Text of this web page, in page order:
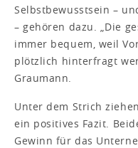
Selbstbewusstsein –
– gehören dazu. „Die
immer bequem, weil
plötzlich hinterfragt
Graumann.
Unter dem Strich
ein positives Fazit.
Gewinn für das